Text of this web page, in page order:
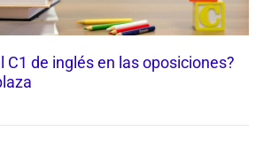
C1 de inglés en las oposiciones?